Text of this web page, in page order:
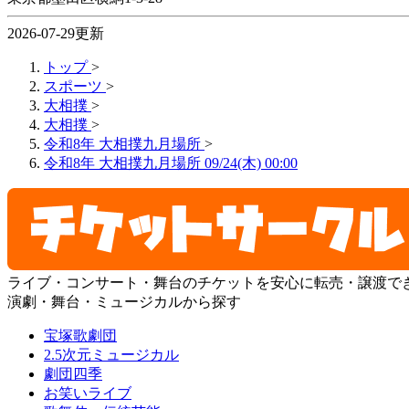
2026-07-29更新
トップ >
スポーツ >
大相撲 >
大相撲 >
令和8年 大相撲九月場所 >
令和8年 大相撲九月場所 09/24(木) 00:00
ライブ・コンサート・舞台のチケットを安心に転売・譲渡で
演劇・舞台・ミュージカルから探す
宝塚歌劇団
2.5次元ミュージカル
劇団四季
お笑いライブ